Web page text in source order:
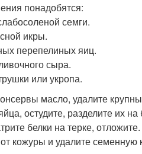
понадобятся:
семги.
икры.
перепелиных яиц.
сыра.
или укропа.
масло, удалите
остудите, разделите их
белки на терке,
от кожуры и удалите